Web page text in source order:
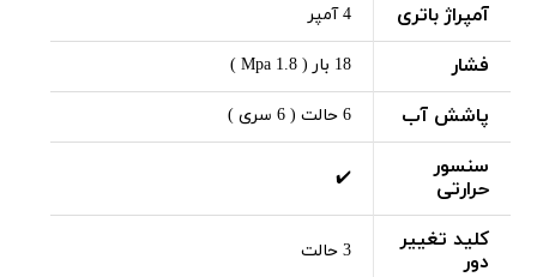
آمپراژ باتری 4 آمپر
فشار 18 بار ( 1.8 Mpa )
پاشش آب 6 حالت ( 6 سری )
سنسور
حرارتی
✔️
کلید تغییر
دور
3 حالت